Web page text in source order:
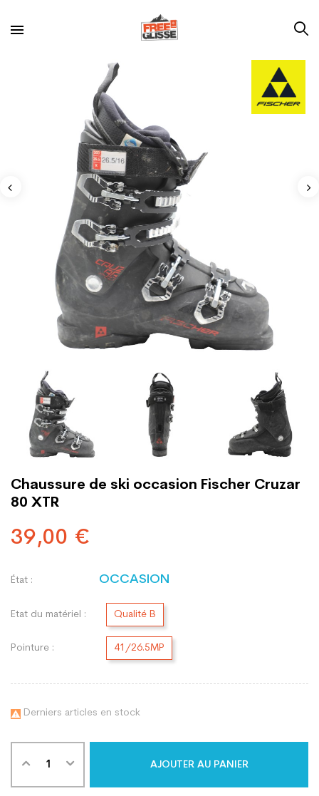
Chaussure de ski occasion Fischer Cruzar
80 XTR
39,00 €
État : OCCASION
Etat du matériel : Qualité B
Pointure : 41/26.5MP
 Derniers articles en stock
AJOUTER AU PANIER